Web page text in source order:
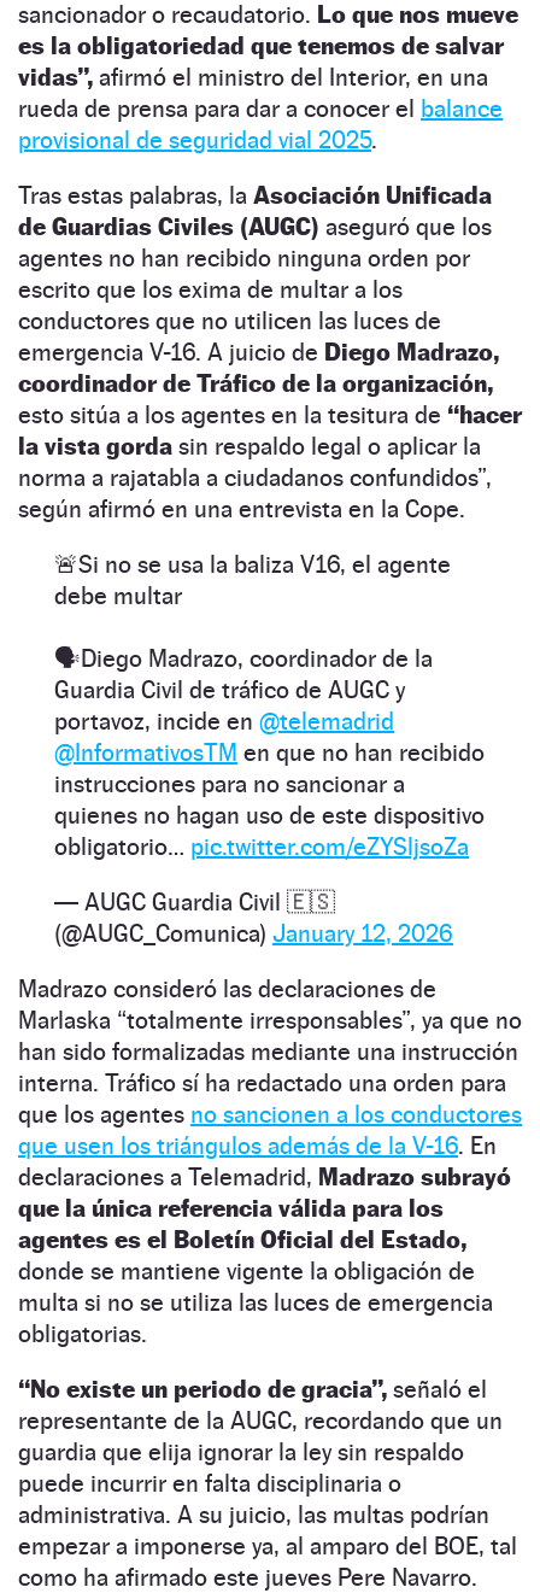
sancionador o recaudatorio. Lo que nos mueve
es la obligatoriedad que tenemos de salvar
vidas”, afirmó el ministro del Interior, en una
rueda de prensa para dar a conocer el balance
provisional de seguridad vial 2025.
Tras estas palabras, la Asociación Unificada
de Guardias Civiles (AUGC) aseguró que los
agentes no han recibido ninguna orden por
escrito que los exima de multar a los
conductores que no utilicen las luces de
emergencia V-16. A juicio de Diego Madrazo,
coordinador de Tráfico de la organización,
esto sitúa a los agentes en la tesitura de “hacer
la vista gorda sin respaldo legal o aplicar la
norma a rajatabla a ciudadanos confundidos”,
según afirmó en una entrevista en la Cope.
🚨Si no se usa la baliza V16, el agente
debe multar
🗣️Diego Madrazo, coordinador de la
Guardia Civil de tráfico de AUGC y
portavoz, incide en @telemadrid
@InformativosTM en que no han recibido
instrucciones para no sancionar a
quienes no hagan uso de este dispositivo
obligatorio… pic.twitter.com/eZYSljsoZa
— AUGC Guardia Civil 🇪🇸
(@AUGC_Comunica) January 12, 2026
Madrazo consideró las declaraciones de
Marlaska “totalmente irresponsables”, ya que no
han sido formalizadas mediante una instrucción
interna. Tráfico sí ha redactado una orden para
que los agentes no sancionen a los conductores
que usen los triángulos además de la V-16. En
declaraciones a Telemadrid, Madrazo subrayó
que la única referencia válida para los
agentes es el Boletín Oficial del Estado,
donde se mantiene vigente la obligación de
multa si no se utiliza las luces de emergencia
obligatorias.
“No existe un periodo de gracia”, señaló el
representante de la AUGC, recordando que un
guardia que elija ignorar la ley sin respaldo
puede incurrir en falta disciplinaria o
administrativa. A su juicio, las multas podrían
empezar a imponerse ya, al amparo del BOE, tal
como ha afirmado este jueves Pere Navarro.